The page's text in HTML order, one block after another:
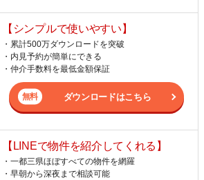
【シンプルで使いやすい】
・累計500万ダウンロードを突破
・内見予約が簡単にできる
・仲介手数料を最低金額保証
ダウンロードはこちら
【LINEで物件を紹介してくれる】
・一都三県ほぼすべての物件を網羅
・早朝から深夜まで相談可能